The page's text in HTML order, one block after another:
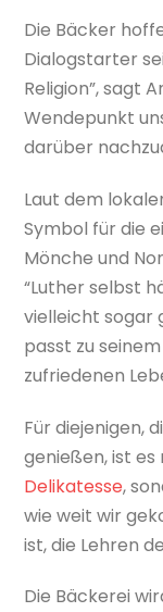
Die Bäcker
Dialogstarter
Religion”, sagt
Wendepunkt
darüber
Laut dem
Symbol für die
Mönche und
“Luther selbst
vielleicht sogar
passt zu
zufriedenen
Für diejenigen,
genießen, ist
Delikatesse,
wie weit wir
ist, die Lehren
Die Bäckerei